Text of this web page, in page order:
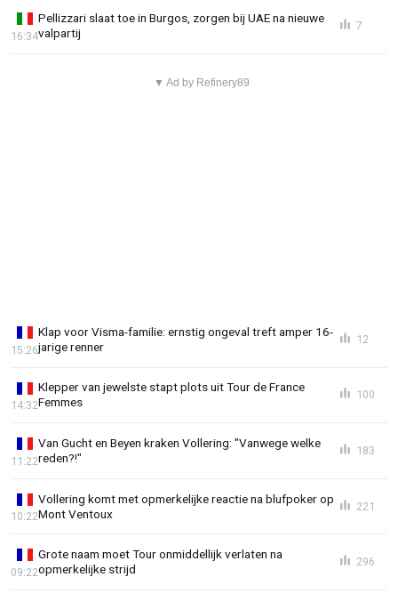
Pellizzari slaat toe in Burgos, zorgen bij UAE na nieuwe
valpartij
16:34
7
▼ Ad by Refinery89
Klap voor Visma-familie: ernstig ongeval treft amper 16-
jarige renner
15:26
12
Klepper van jewelste stapt plots uit Tour de France
Femmes
14:32
100
Van Gucht en Beyen kraken Vollering: "Vanwege welke
reden?!"
11:22
183
Vollering komt met opmerkelijke reactie na blufpoker op
Mont Ventoux
10:22
221
Grote naam moet Tour onmiddellijk verlaten na
opmerkelijke strijd
09:22
296